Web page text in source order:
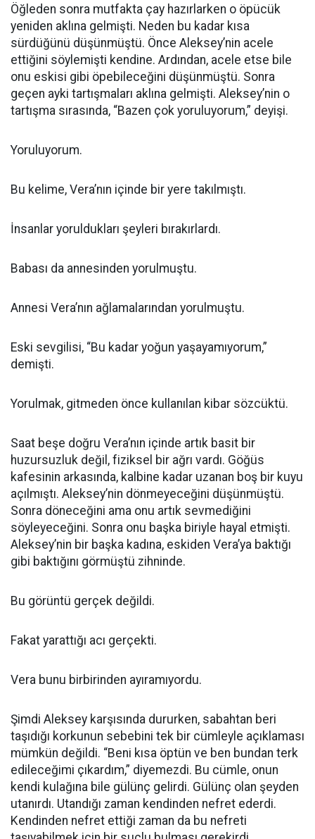
Öğleden sonra mutfakta çay hazırlarken o öpücük
yeniden aklına gelmişti. Neden bu kadar kısa
sürdüğünü düşünmüştü. Önce Aleksey’nin acele
ettiğini söylemişti kendine. Ardından, acele etse bile
onu eskisi gibi öpebileceğini düşünmüştü. Sonra
geçen ayki tartışmaları aklına gelmişti. Aleksey’nin o
tartışma sırasında, “Bazen çok yoruluyorum,” deyişi.
Yoruluyorum.
Bu kelime, Vera’nın içinde bir yere takılmıştı.
İnsanlar yoruldukları şeyleri bırakırlardı.
Babası da annesinden yorulmuştu.
Annesi Vera’nın ağlamalarından yorulmuştu.
Eski sevgilisi, “Bu kadar yoğun yaşayamıyorum,”
demişti.
Yorulmak, gitmeden önce kullanılan kibar sözcüktü.
Saat beşe doğru Vera’nın içinde artık basit bir
huzursuzluk değil, fiziksel bir ağrı vardı. Göğüs
kafesinin arkasında, kalbine kadar uzanan boş bir kuyu
açılmıştı. Aleksey’nin dönmeyeceğini düşünmüştü.
Sonra döneceğini ama onu artık sevmediğini
söyleyeceğini. Sonra onu başka biriyle hayal etmişti.
Aleksey’nin bir başka kadına, eskiden Vera’ya baktığı
gibi baktığını görmüştü zihninde.
Bu görüntü gerçek değildi.
Fakat yarattığı acı gerçekti.
Vera bunu birbirinden ayıramıyordu.
Şimdi Aleksey karşısında dururken, sabahtan beri
taşıdığı korkunun sebebini tek bir cümleyle açıklaması
mümkün değildi. “Beni kısa öptün ve ben bundan terk
edileceğimi çıkardım,” diyemezdi. Bu cümle, onun
kendi kulağına bile gülünç gelirdi. Gülünç olan şeyden
utanırdı. Utandığı zaman kendinden nefret ederdi.
Kendinden nefret ettiği zaman da bu nefreti